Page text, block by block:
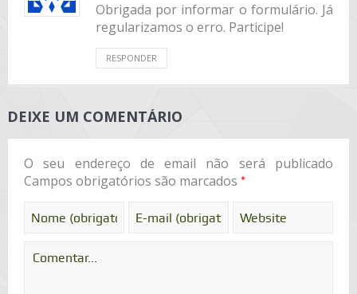
Obrigada por informar o formulário. Já
regularizamos o erro. Participe!
RESPONDER
DEIXE UM COMENTÁRIO
O seu endereço de email não será publicado
Campos obrigatórios são marcados *